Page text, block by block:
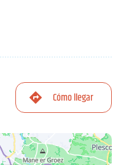
Cómo llegar